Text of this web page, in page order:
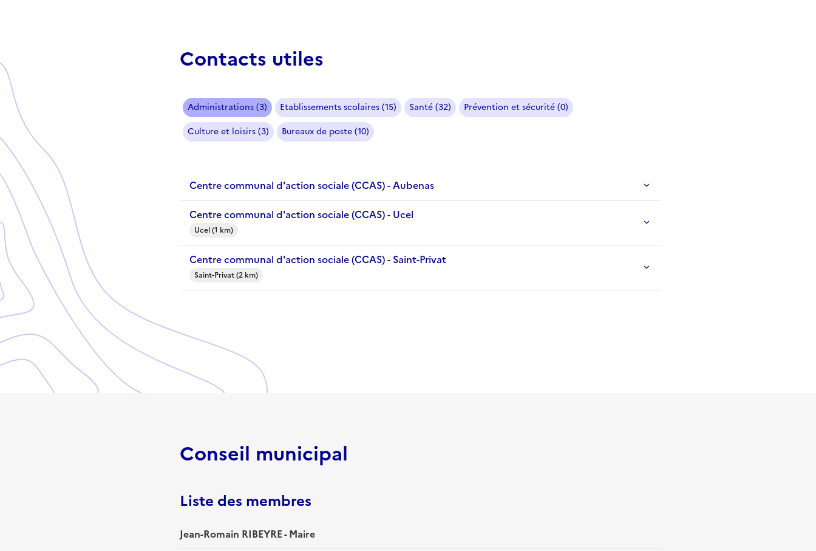
Contacts utiles
Administrations (3) Etablissements scolaires (15) Santé (32)
Prévention et sécurité (0)
Culture et loisirs (3)
Bureaux de poste (10)
Centre communal d'action sociale (CCAS) - Aubenas
Centre communal d'action sociale (CCAS) - Ucel
Ucel (1 km)
Centre communal d'action sociale (CCAS) - Saint-Privat
Saint-Privat (2 km)
Conseil municipal
Liste des membres
Jean-Romain RIBEYRE - Maire